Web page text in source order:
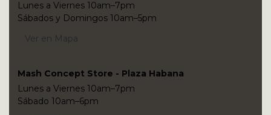
Lunes a Viernes 10am–7pm
Sábados y Domingos 10am–5pm
Ver en Mapa
Mash Concept Store - Plaza Habana
Lunes a Viernes 10am–7pm
Sábado 10am–6pm